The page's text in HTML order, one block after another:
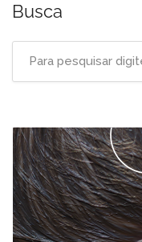
Busca